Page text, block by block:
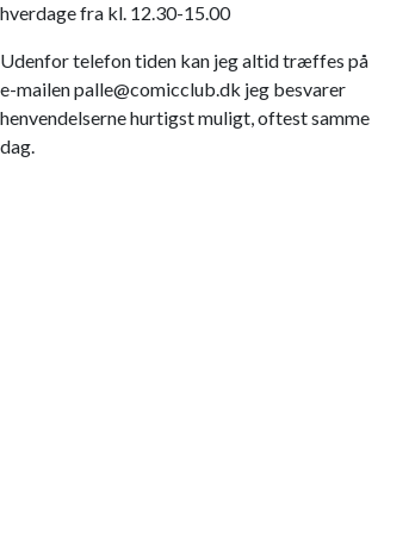
hverdage fra kl. 12.30-15.00
Udenfor telefon tiden kan jeg altid træffes på
e-mailen palle@comicclub.dk jeg besvarer
henvendelserne hurtigst muligt, oftest samme
dag.